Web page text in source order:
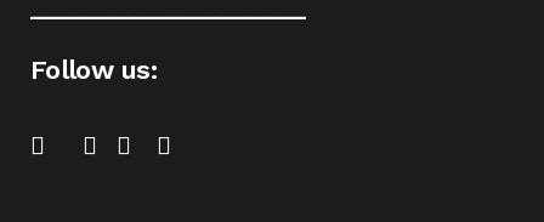
Follow us: